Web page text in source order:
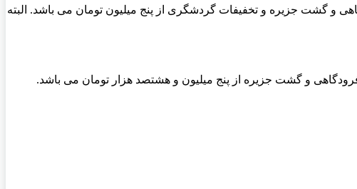
با صبحانه و ترانسفر فرودگاهی و گشت جزیره و تخفیفات گردشگری از پنج میلیون تومان می باشد. البته
+ اقامت با صبحانه و ترانسفر فرودگاهی و گشت جزیره از پنج میلیون و هشتصد هزار تومان می باشد.